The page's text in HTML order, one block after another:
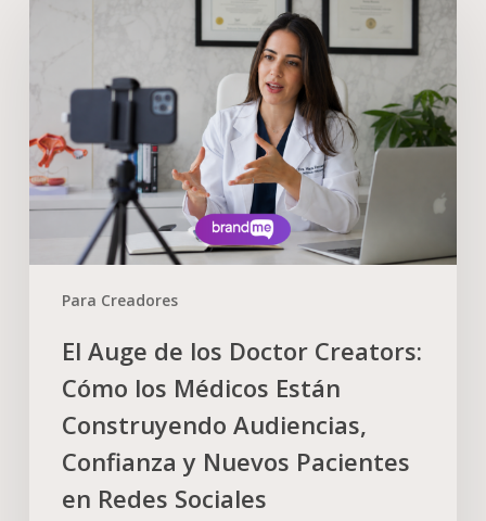
Para Creadores
El Auge de los Doctor Creators:
Cómo los Médicos Están
Construyendo Audiencias,
Confianza y Nuevos Pacientes
en Redes Sociales